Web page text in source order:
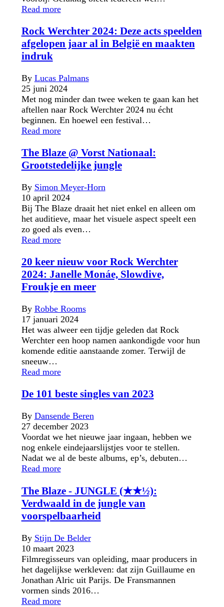
Read more
Rock Werchter 2024: Deze acts speelden
afgelopen jaar al in België en maakten
indruk
By Lucas Palmans
25 juni 2024
Met nog minder dan twee weken te gaan kan het
aftellen naar Rock Werchter 2024 nu écht
beginnen. En hoewel een festival…
Read more
The Blaze @ Vorst Nationaal:
Grootstedelijke jungle
By Simon Meyer-Horn
10 april 2024
Bij The Blaze draait het niet enkel en alleen om
het auditieve, maar het visuele aspect speelt een
zo goed als even…
Read more
20 keer nieuw voor Rock Werchter
2024: Janelle Monáe, Slowdive,
Froukje en meer
By Robbe Rooms
17 januari 2024
Het was alweer een tijdje geleden dat Rock
Werchter een hoop namen aankondigde voor hun
komende editie aanstaande zomer. Terwijl de
sneeuw…
Read more
De 101 beste singles van 2023
By Dansende Beren
27 december 2023
Voordat we het nieuwe jaar ingaan, hebben we
nog enkele eindejaarslijstjes voor te stellen.
Nadat we al de beste albums, ep’s, debuten…
Read more
The Blaze - JUNGLE (★★½):
Verdwaald in de jungle van
voorspelbaarheid
By Stijn De Belder
10 maart 2023
Filmregisseurs van opleiding, maar producers in
het dagelijkse werkleven: dat zijn Guillaume en
Jonathan Alric uit Parijs. De Fransmannen
vormen sinds 2016…
Read more